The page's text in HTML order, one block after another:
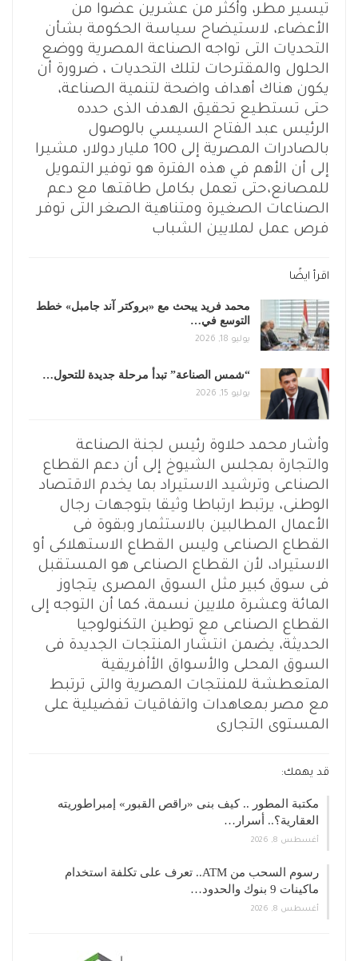
تيسير مطر، وأكثر من عشرين عضوا من
الأعضاء، لاستيضاح سياسة الحكومة بشأن
التحديات التى تواجه الصناعة المصرية ووضع
الحلول والمقترحات لتلك التحديات ، ضرورة أن
يكون هناك أهداف واضحة لتنمية الصناعة،
حتى تستطيع تحقيق الهدف الذى حدده
الرئيس عبد الفتاح السيسي بالوصول
بالصادرات المصرية إلى 100 مليار دولار، مشيرا
إلى أن الأهم في هذه الفترة هو توفير التمويل
للمصانع،حتى تعمل بكامل طاقتها مع دعم
الصناعات الصغيرة ومتناهية الصغر التى توفر
فرص عمل لملايين الشباب
اقرأ ايضًا
محمد فريد يبحث مع «بروكتر آند جامبل» خطط
التوسع في…
يوليو 18, 2026
“شمس الصناعة” تبدأ مرحلة جديدة للتحول…
يوليو 15, 2026
وأشار محمد حلاوة رئيس لجنة الصناعة
والتجارة بمجلس الشيوخ إلى أن دعم القطاع
الصناعى وترشيد الاستيراد بما يخدم الاقتصاد
الوطنى، يرتبط ارتباطا وثيقا بتوجهات رجال
الأعمال المطالبين بالاستثمار وبقوة فى
القطاع الصناعى وليس القطاع الاستهلاكى أو
الاستيراد، لأن القطاع الصناعى هو المستقبل
فى سوق كبير مثل السوق المصرى يتجاوز
المائة وعشرة ملايين نسمة، كما أن التوجه إلى
القطاع الصناعى مع توطين التكنولوجيا
الحديثة، يضمن انتشار المنتجات الجديدة فى
السوق المحلى والأسواق الأأفريقية
المتعطشة للمنتجات المصرية والتى ترتبط
مع مصر بمعاهدات واتفاقيات تفضيلية على
المستوى التجارى
قد يهمك:
مكتبة المطور .. كيف بنى «راقص القبور» إمبراطوريته
العقارية؟.. أسرار…
أغسطس 8, 2026
رسوم السحب من ATM.. تعرف على تكلفة استخدام
ماكينات 9 بنوك والحدود…
أغسطس 8, 2026